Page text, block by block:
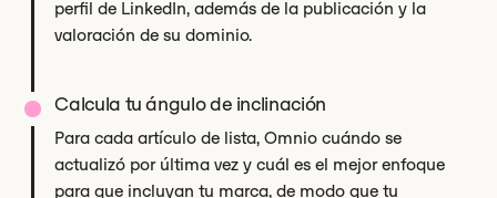
perfil de LinkedIn, además de la publicación y la
valoración de su dominio.
Calcula tu ángulo de inclinación
Para cada artículo de lista, Omnio cuándo se
actualizó por última vez y cuál es el mejor enfoque
para que incluyan tu marca, de modo que tu